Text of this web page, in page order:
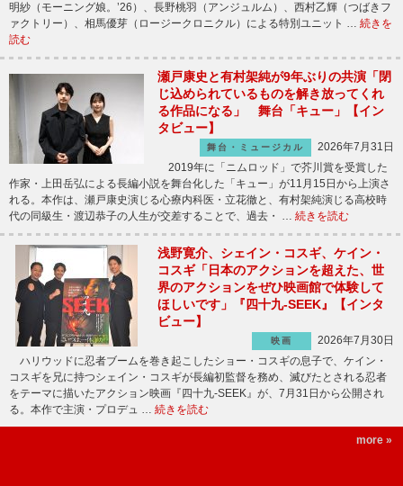
明紗（モーニング娘。’26）、長野桃羽（アンジュルム）、西村乙輝（つばきフ
ァクトリー）、相馬優芽（ロージークロニクル）による特別ユニット … 続きを
読む
瀬戸康史と有村架純が9年ぶりの共演「閉
じ込められているものを解き放ってくれ
る作品になる」 舞台「キュー」【イン
タビュー】
舞台・ミュージカル
2026年7月31日
2019年に「ニムロッド」で芥川賞を受賞した
作家・上田岳弘による長編小説を舞台化した「キュー」が11月15日から上演さ
れる。本作は、瀬戸康史演じる心療内科医・立花徹と、有村架純演じる高校時
代の同級生・渡辺恭子の人生が交差することで、過去・ … 続きを読む
浅野寛介、シェイン・コスギ、ケイン・
コスギ「日本のアクションを超えた、世
界のアクションをぜひ映画館で体験して
ほしいです」『四十九-SEEK』【インタ
ビュー】
映画
2026年7月30日
ハリウッドに忍者ブームを巻き起こしたショー・コスギの息子で、ケイン・
コスギを兄に持つシェイン・コスギが長編初監督を務め、滅びたとされる忍者
をテーマに描いたアクション映画『四十九-SEEK』が、7月31日から公開され
る。本作で主演・プロデュ … 続きを読む
more »